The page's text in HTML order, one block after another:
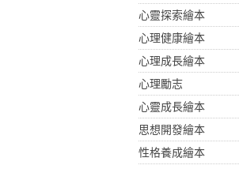
心靈探索繪本
心理健康繪本
心理成長繪本
心理勵志
心靈成長繪本
思想開發繪本
性格養成繪本